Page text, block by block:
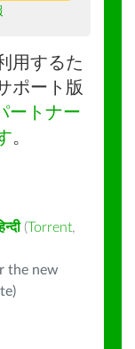
用するた
ポート版
ートナー
。
(Torrent,
the new